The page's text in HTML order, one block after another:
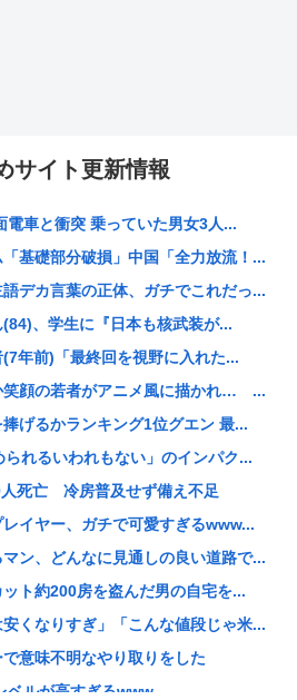
サイト更新情報
電車と衝突 乗っていた男女3人...
基礎部分破損」中国「全力放流！...
語デカ言葉の正体、ガチでこれだっ...
、学生に『日本も核武装が...
(7年前)「最終回を視野に入れた...
笑顔の若者がアニメ風に描かれ… ...
げるかランキング1位グエン 最...
れるいわれもない」のインパク...
人死亡 冷房普及せず備え不足
レイヤー、ガチで可愛すぎるwww...
マン、どんなに見通しの良い道路で...
ト約200房を盗んだ男の自宅を...
安くなりすぎ」「こんな値段じゃ米...
で意味不明なやり取りをした
ベルが高すぎるwww